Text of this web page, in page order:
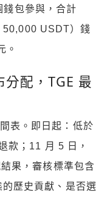
包參與，合計
50,000 USDT）錢
。
配，TGE 最
表。即日起：低於
款；11 月 5 日，
果，審核標準包含
歷史貢獻、是否選